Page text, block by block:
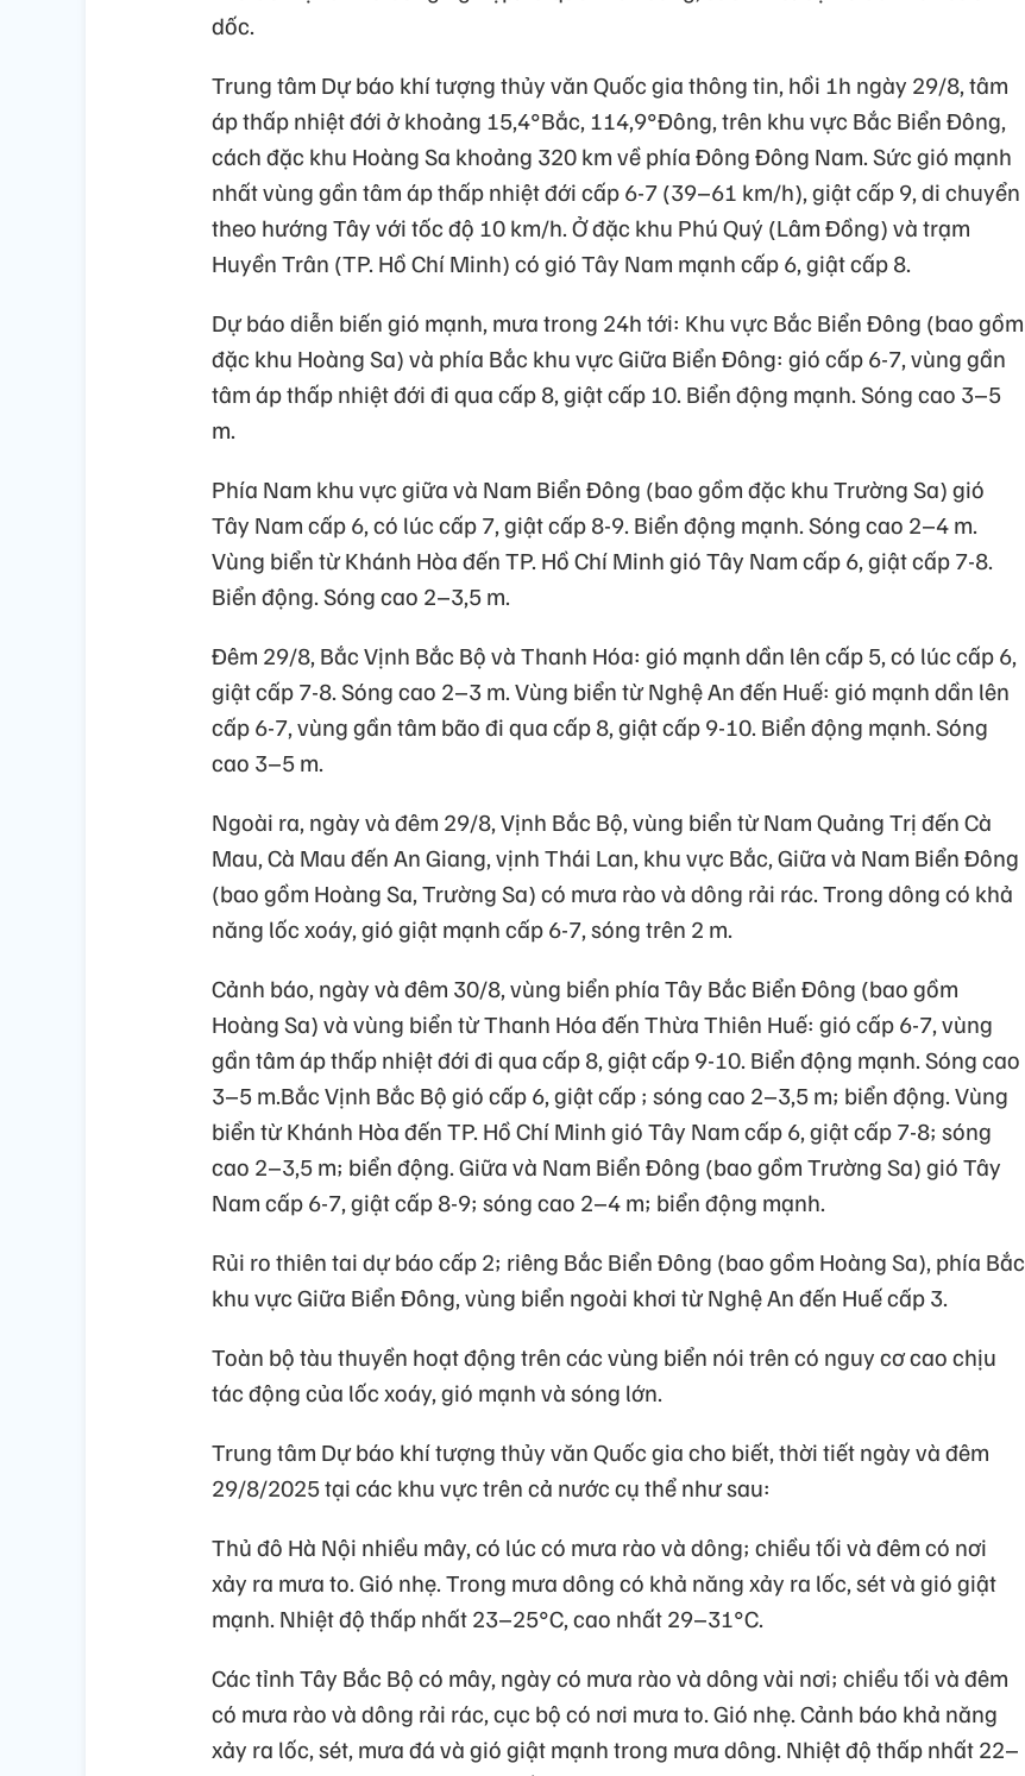
dốc.
Trung tâm Dự báo khí tượng thủy văn Quốc gia thông tin, hồi 1h ngày 29/8, tâm
áp thấp nhiệt đới ở khoảng 15,4°Bắc, 114,9°Đông, trên khu vực Bắc Biển Đông,
cách đặc khu Hoàng Sa khoảng 320 km về phía Đông Đông Nam. Sức gió mạnh
nhất vùng gần tâm áp thấp nhiệt đới cấp 6-7 (39–61 km/h), giật cấp 9, di chuyển
theo hướng Tây với tốc độ 10 km/h. Ở đặc khu Phú Quý (Lâm Đồng) và trạm
Huyền Trân (TP. Hồ Chí Minh) có gió Tây Nam mạnh cấp 6, giật cấp 8.
Dự báo diễn biến gió mạnh, mưa trong 24h tới: Khu vực Bắc Biển Đông (bao gồm
đặc khu Hoàng Sa) và phía Bắc khu vực Giữa Biển Đông: gió cấp 6-7, vùng gần
tâm áp thấp nhiệt đới đi qua cấp 8, giật cấp 10. Biển động mạnh. Sóng cao 3–5
m.
Phía Nam khu vực giữa và Nam Biển Đông (bao gồm đặc khu Trường Sa) gió
Tây Nam cấp 6, có lúc cấp 7, giật cấp 8-9. Biển động mạnh. Sóng cao 2–4 m.
Vùng biển từ Khánh Hòa đến TP. Hồ Chí Minh gió Tây Nam cấp 6, giật cấp 7-8.
Biển động. Sóng cao 2–3,5 m.
Đêm 29/8, Bắc Vịnh Bắc Bộ và Thanh Hóa: gió mạnh dần lên cấp 5, có lúc cấp 6,
giật cấp 7-8. Sóng cao 2–3 m. Vùng biển từ Nghệ An đến Huế: gió mạnh dần lên
cấp 6-7, vùng gần tâm bão đi qua cấp 8, giật cấp 9-10. Biển động mạnh. Sóng
cao 3–5 m.
Ngoài ra, ngày và đêm 29/8, Vịnh Bắc Bộ, vùng biển từ Nam Quảng Trị đến Cà
Mau, Cà Mau đến An Giang, vịnh Thái Lan, khu vực Bắc, Giữa và Nam Biển Đông
(bao gồm Hoàng Sa, Trường Sa) có mưa rào và dông rải rác. Trong dông có khả
năng lốc xoáy, gió giật mạnh cấp 6-7, sóng trên 2 m.
Cảnh báo, ngày và đêm 30/8, vùng biển phía Tây Bắc Biển Đông (bao gồm
Hoàng Sa) và vùng biển từ Thanh Hóa đến Thừa Thiên Huế: gió cấp 6-7, vùng
gần tâm áp thấp nhiệt đới đi qua cấp 8, giật cấp 9-10. Biển động mạnh. Sóng cao
3–5 m.Bắc Vịnh Bắc Bộ gió cấp 6, giật cấp ; sóng cao 2–3,5 m; biển động. Vùng
biển từ Khánh Hòa đến TP. Hồ Chí Minh gió Tây Nam cấp 6, giật cấp 7-8; sóng
cao 2–3,5 m; biển động. Giữa và Nam Biển Đông (bao gồm Trường Sa) gió Tây
Nam cấp 6-7, giật cấp 8-9; sóng cao 2–4 m; biển động mạnh.
Rủi ro thiên tai dự báo cấp 2; riêng Bắc Biển Đông (bao gồm Hoàng Sa), phía Bắc
khu vực Giữa Biển Đông, vùng biển ngoài khơi từ Nghệ An đến Huế cấp 3.
Toàn bộ tàu thuyền hoạt động trên các vùng biển nói trên có nguy cơ cao chịu
tác động của lốc xoáy, gió mạnh và sóng lớn.
Trung tâm Dự báo khí tượng thủy văn Quốc gia cho biết, thời tiết ngày và đêm
29/8/2025 tại các khu vực trên cả nước cụ thể như sau:
Thủ đô Hà Nội nhiều mây, có lúc có mưa rào và dông; chiều tối và đêm có nơi
xảy ra mưa to. Gió nhẹ. Trong mưa dông có khả năng xảy ra lốc, sét và gió giật
mạnh. Nhiệt độ thấp nhất 23–25°C, cao nhất 29–31°C.
Các tỉnh Tây Bắc Bộ có mây, ngày có mưa rào và dông vài nơi; chiều tối và đêm
có mưa rào và dông rải rác, cục bộ có nơi mưa to. Gió nhẹ. Cảnh báo khả năng
xảy ra lốc, sét, mưa đá và gió giật mạnh trong mưa dông. Nhiệt độ thấp nhất 22–